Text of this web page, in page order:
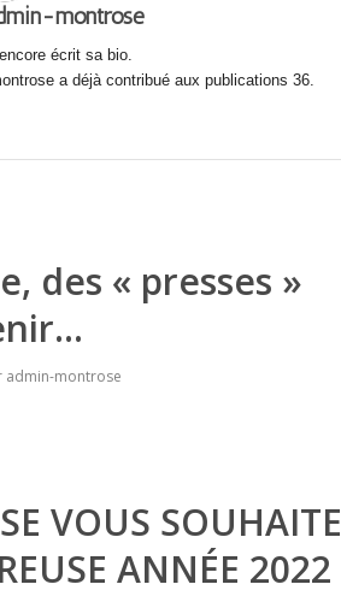
montrose
écrit sa bio.
a déjà contribué aux publications 36.
des « presses »
admin-montrose
VOUS SOUHAITE
ANNÉE 2022